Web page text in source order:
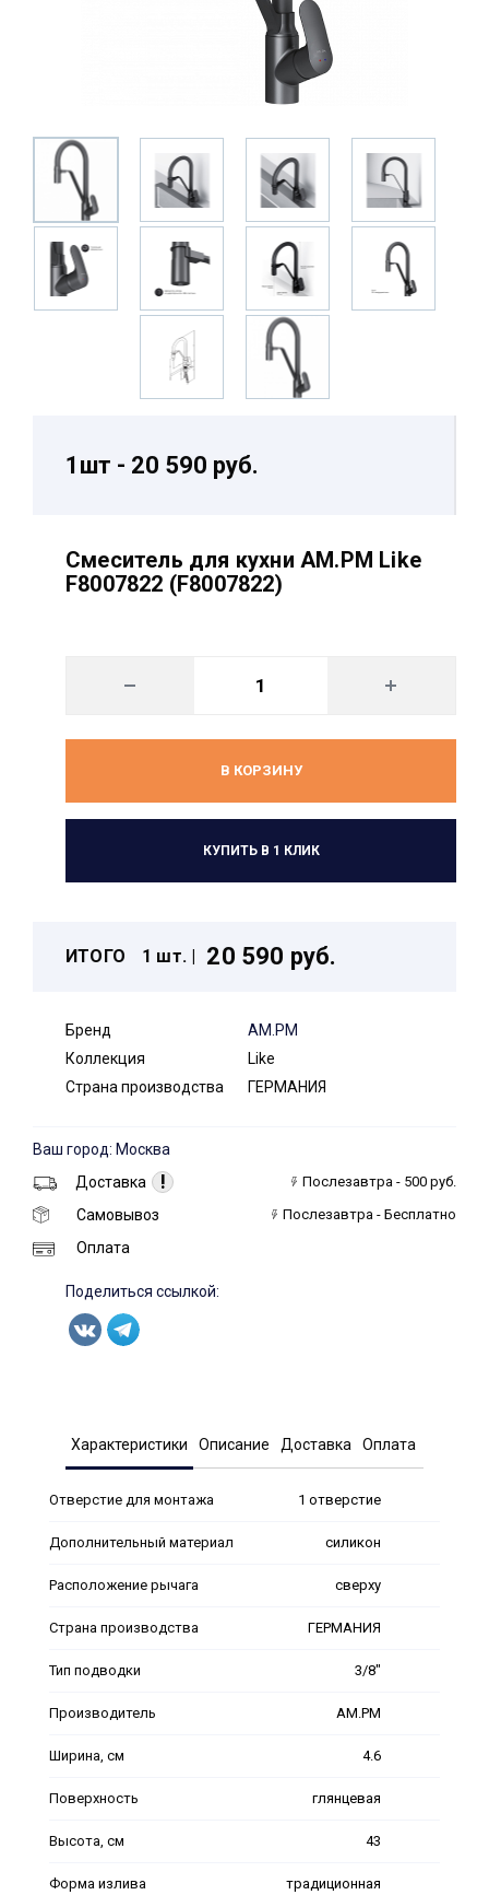
1шт - 20 590 руб.
Смеситель для кухни AM.PM Like
F8007822 (F8007822)
В КОРЗИНУ
КУПИТЬ В 1 КЛИК
ИТОГО 1 шт. | 20 590 руб.
Бренд
AM.PM
Коллекция
Like
Страна производства
ГЕРМАНИЯ
Ваш город: Москва
Доставка
! Послезавтра - 500 руб.
Самовывоз Послезавтра - Бесплатно
Оплата
Поделиться ссылкой:
Характеристики Описание Доставка Оплата
Отверстие для монтажа 1 отверстие
Дополнительный материал силикон
Расположение рычага сверху
Страна производства ГЕРМАНИЯ
Тип подводки 3/8"
Производитель AM.PM
Ширина, см 4.6
Поверхность глянцевая
Высота, см 43
Форма излива традиционная